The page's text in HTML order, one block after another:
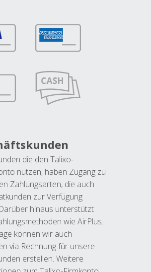
die den Talixo-
nutzen, haben Zugang zu
Zahlungsarten, die auch
zur Verfügung
hinaus unterstützt
wie AirPlus.
können wir auch
via Rechnung für unsere
erstellen. Weitere